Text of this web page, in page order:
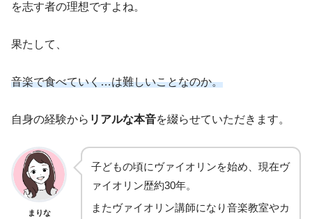
を志す者の理想ですよね。
果たして、
音楽で食べていく…は難しいことなのか。
自身の経験から リアルな本音を綴らせていただきます。
まりな
子どもの頃にヴァイオリンを始め、現在ヴ
ァイオリン歴約30年。
またヴァイオリン講師になり音楽教室やカ